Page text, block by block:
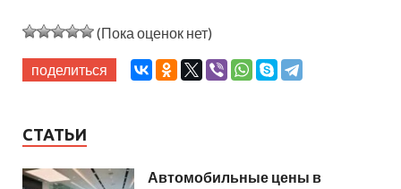
(Пока оценок нет)
поделиться
СТАТЬИ
Автомобильные цены в